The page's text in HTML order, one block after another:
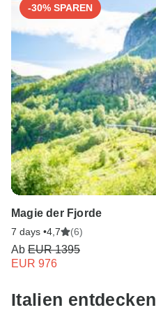
-30% SPAREN
Magie der Fjorde
7 days •4,7 (6)
Ab EUR 1395
EUR 976
Italien entdecken